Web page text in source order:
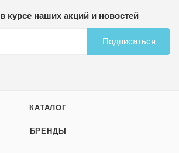
курсе наших акций и новостей
Подписаться
КАТАЛОГ
БРЕНДЫ